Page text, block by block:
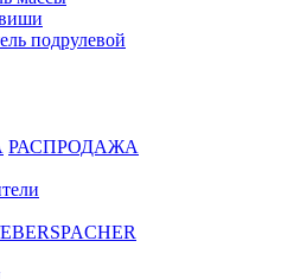
подрулевой
РАСПРОДАЖА